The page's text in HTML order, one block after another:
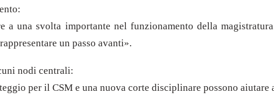
a una svolta importante nel funzionamento della
un passo avanti».
nodi centrali:
per il CSM e una nuova corte disciplinare possono